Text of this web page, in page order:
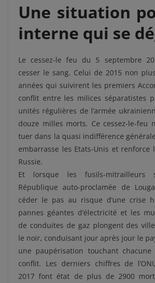
Une situation
interne qui se
Le cessez-le feu du 5 septembre
cesser le sang. Celui de 2015 non
années qui suivirent les premiers
conflit entre les milices séparatistes
unités régulières de l’armée
douze milles morts. Ce cessez-le-feu
tuer dans la quasi indifférence
embarrasse les Etats-Unis et renforce
Russie.
Et lorsque les fusils-mitrailleurs
République auto-proclamée de
céder le pas au risque d’une crise
pannes géantes d’électricité et les
de conduites de gaz plongent des
le noir, conduisant jour après jour le
une paupérisation touchant
conflit. Les derniers chiffres de
2017 font état de plus de 2900